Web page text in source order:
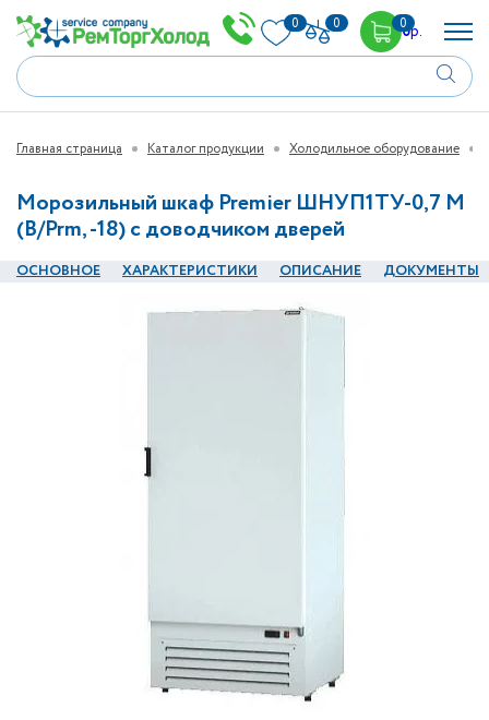
0 0 00р.
Главная страница Каталог продукции Холодильное оборудование
Морозильный шкаф Premier ШНУП1ТУ-0,7 М
(В/Prm, -18) с доводчиком дверей
ОСНОВНОЕ ХАРАКТЕРИСТИКИ ОПИСАНИЕ ДОКУМЕНТЫ